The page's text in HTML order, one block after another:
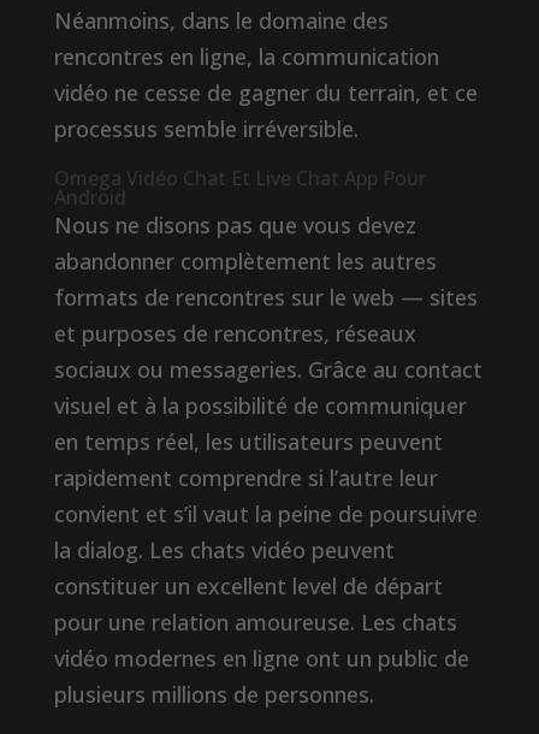
Néanmoins, dans le domaine des
rencontres en ligne, la communication
vidéo ne cesse de gagner du terrain, et ce
processus semble irréversible.
Omega Vidéo Chat Et Live Chat App Pour
Android
Nous ne disons pas que vous devez
abandonner complètement les autres
formats de rencontres sur le web — sites
et purposes de rencontres, réseaux
sociaux ou messageries. Grâce au contact
visuel et à la possibilité de communiquer
en temps réel, les utilisateurs peuvent
rapidement comprendre si l’autre leur
convient et s’il vaut la peine de poursuivre
la dialog. Les chats vidéo peuvent
constituer un excellent level de départ
pour une relation amoureuse. Les chats
vidéo modernes en ligne ont un public de
plusieurs millions de personnes.